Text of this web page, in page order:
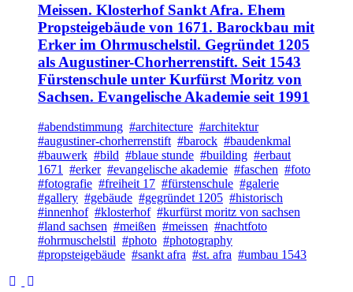
Meissen. Klosterhof Sankt Afra. Ehem
Propsteigebäude von 1671. Barockbau mit
Erker im Ohrmuschelstil. Gegründet 1205
als Augustiner-Chorherrenstift. Seit 1543
Fürstenschule unter Kurfürst Moritz von
Sachsen. Evangelische Akademie seit 1991
#abendstimmung #architecture #architektur
#augustiner-chorherrenstift #barock #baudenkmal
#bauwerk #bild #blaue stunde #building #erbaut
1671
#erker #evangelische akademie #faschen #foto
#fotografie #freiheit 17 #fürstenschule #galerie
#gallery #gebäude #gegründet 1205 #historisch
#innenhof #klosterhof #kurfürst moritz von sachsen
#land sachsen #meißen #meissen #nachtfoto
#ohrmuschelstil #photo #photography
#propsteigebäude #sankt afra #st. afra #umbau 1543